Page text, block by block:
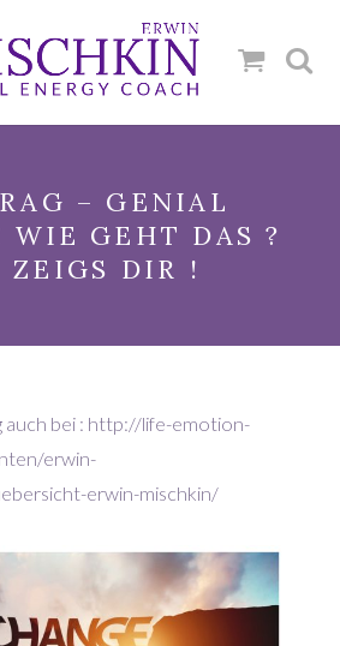
– GENIAL
WIE GEHT DAS ?
ZEIGS DIR !
auch bei : http://life-emotion-
erwin-
erwin-mischkin/